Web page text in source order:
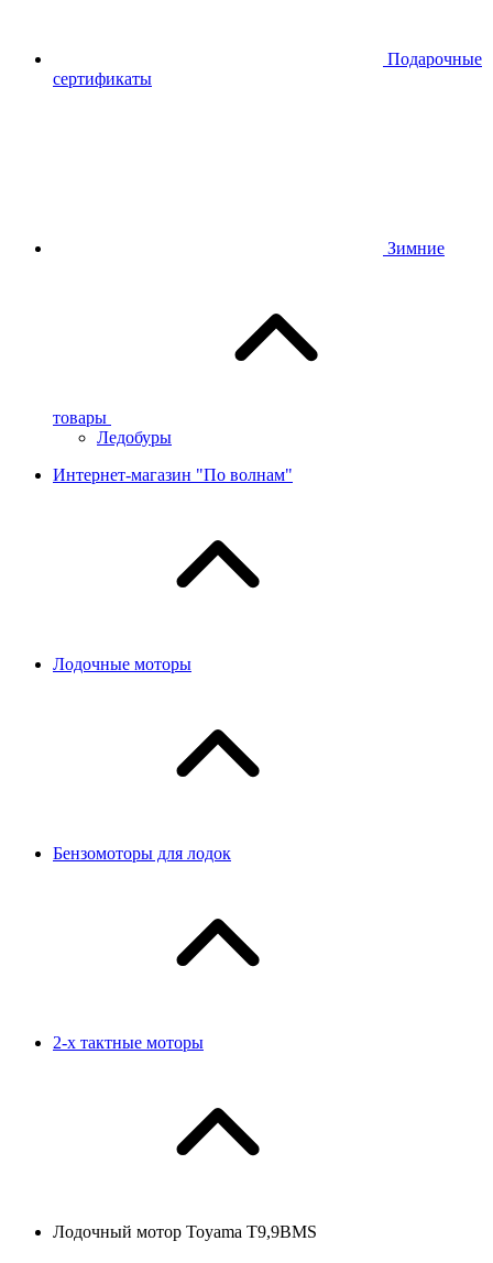
Подарочные
сертификаты
Зимние
товары
Ледобуры
Интернет-магазин "По волнам"
Лодочные моторы
Бензомоторы для лодок
2-х тактные моторы
Лодочный мотор Toyama T9,9BMS